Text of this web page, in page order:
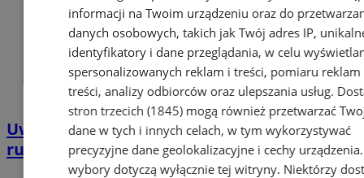
Uwaga kierowcy! Zmiany w organizacji
ruchu na ul. Strzelców Bytomskich
informacji na Twoim urządzeniu oraz do
danych osobowych, takich jak Twój adres IP,
identyfikatory i dane przeglądania, w celu
spersonalizowanych reklam i treści, pomiaru reklam
treści, analizy odbiorców oraz ulepszania usług.
stron trzecich (1845)mogą również przetwarzać
dane w tych i innych celach, w tym wykorzystywać
precyzyjne dane geolokalizacyjne i cechy
wybory dotyczą wyłącznie tej witryny. Niektórzy